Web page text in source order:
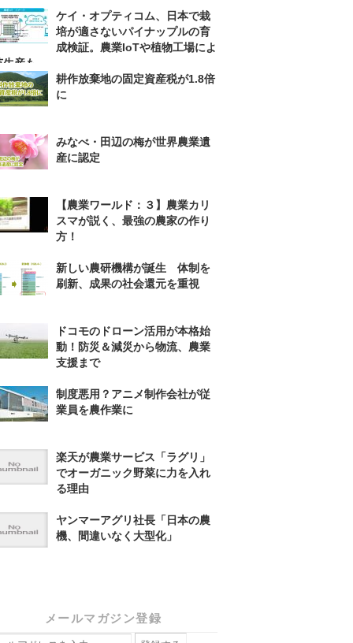
ケイ・オプティコム、日本で栽
培が適さないパイナップルの育
成検証。農業IoTや植物工場によ
産も
耕作放棄地の固定資産税が1.8倍
に
みなべ・田辺の梅が世界農業遺
産に認定
【農業ワールド：３】農業カリ
スマが説く、最強の農家の作り
方！
新しい農研機構が誕生 体制を
刷新、成果の社会還元を重視
ドコモのドローン活用が本格始
動！防災＆減災から物流、農業
支援まで
制度悪用？アニメ制作会社が従
業員を農作業に
楽天が農業サービス「ラグリ」
でオーガニック野菜に力を入れ
る理由
ヤンマーアグリ社長「日本の農
機、間違いなく大型化」
メールマガジン登録